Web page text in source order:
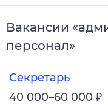
Вакансии «
персонал»
Секретарь
40 000–60 000 ₽